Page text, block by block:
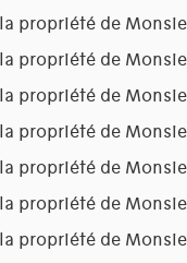
propriété de
propriété de
propriété de
propriété de
propriété de
propriété de
propriété de